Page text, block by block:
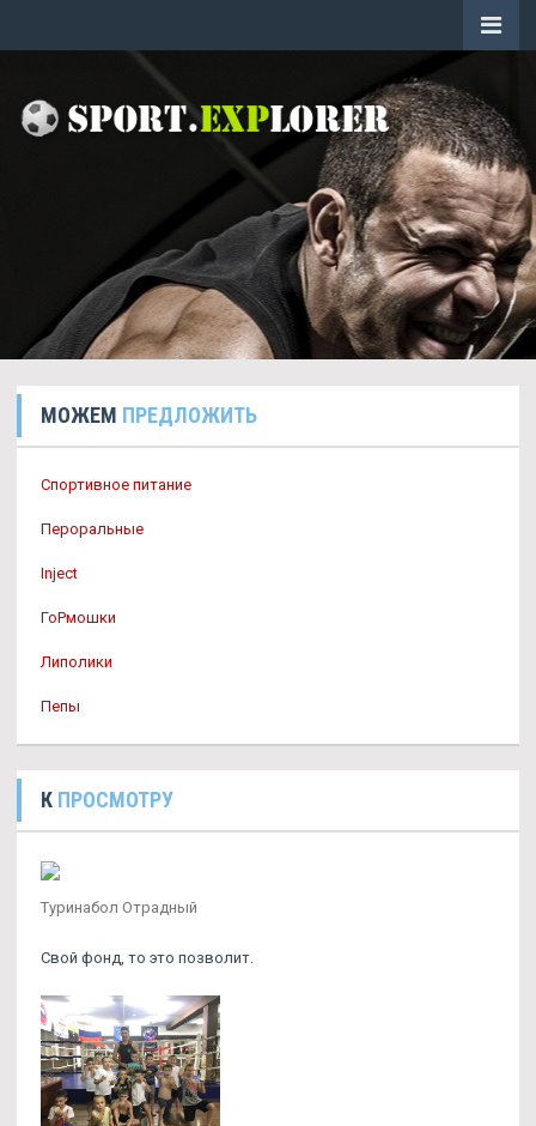
МОЖЕМ ПРЕДЛОЖИТЬ
Спортивное питание
Пероральные
Inject
ГоРмошки
Липолики
Пепы
К ПРОСМОТРУ
Туринабол Отрадный
Свой фонд, то это позволит.